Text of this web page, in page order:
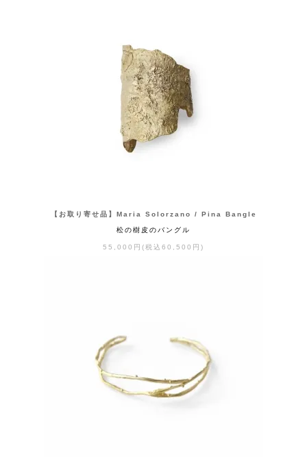
【お取り寄せ品】Maria Solorzano / Pina Bangle
松の樹皮のバングル
55,000円(税込60,500円)